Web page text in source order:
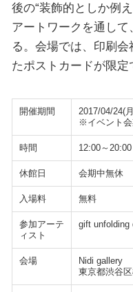
後の“装飾的としか例
アートワークを通し
る。会場では、印刷
たポストカードが限定
開催期間
2017/04/24(
※イベント
時間 12:00～20:00
休館日 会期中無休
入場料 無料
参加アーテ
ィスト
gift unfolding
会場
Nidi gallery
東京都渋谷